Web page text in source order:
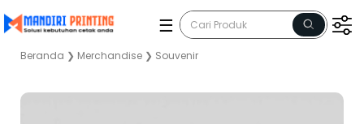
☰
Beranda ❯ Merchandise ❯ Souvenir